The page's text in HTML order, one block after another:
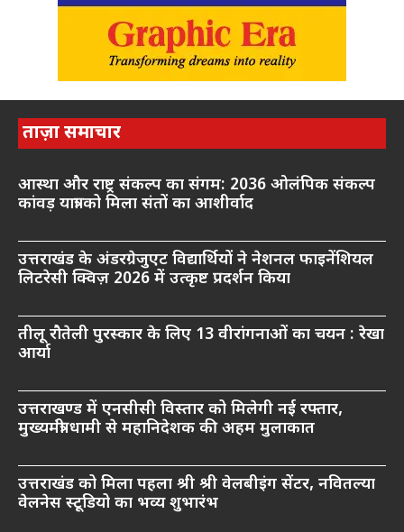
ताज़ा समाचार
आस्था और राष्ट्र संकल्प का संगम: 2036 ओलंपिक संकल्प
कांवड़ यात्रा को मिला संतों का आशीर्वाद
उत्तराखंड के अंडरग्रेजुएट विद्यार्थियों ने नेशनल फाइनेंशियल
लिटरेसी क्विज़ 2026 में उत्कृष्ट प्रदर्शन किया
तीलू रौतेली पुरस्कार के लिए 13 वीरांगनाओं का चयन : रेखा
आर्या
उत्तराखण्ड में एनसीसी विस्तार को मिलेगी नई रफ्तार,
मुख्यमंत्री धामी से महानिदेशक की अहम मुलाकात
उत्तराखंड को मिला पहला श्री श्री वेलबीइंग सेंटर, नवितल्या
वेलनेस स्टूडियो का भव्य शुभारंभ